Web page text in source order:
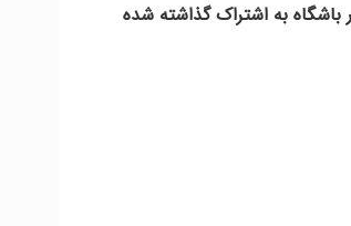
به اشتراک گذاشته شده